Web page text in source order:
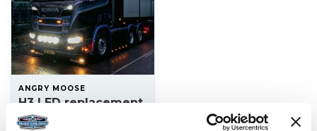
ANGRY MOOSE
H3 LED replacement
set